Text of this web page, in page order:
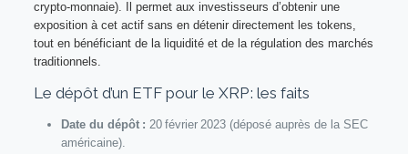
crypto‑monnaie). Il permet aux investisseurs d’obtenir une
exposition à cet actif sans en détenir directement les tokens,
tout en bénéficiant de la liquidité et de la régulation des marchés
traditionnels.
Le dépôt d’un ETF pour le XRP : les faits
Date du dépôt : 20 février 2023 (déposé auprès de la SEC
américaine).